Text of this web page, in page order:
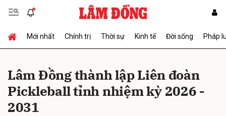
Mới nhất Chính trị Thời sự Kinh tế Đời sống Pháp
Lâm Đồng thành lập Liên đoàn
Pickleball tỉnh nhiệm kỳ 2026 -
2031
Gửi bình luận